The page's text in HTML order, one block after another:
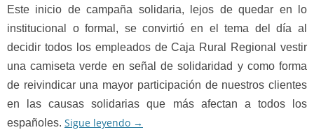
Este inicio de campaña solidaria, lejos de quedar en lo
institucional o formal, se convirtió en el tema del día al
decidir todos los empleados de Caja Rural Regional vestir
una camiseta verde en señal de solidaridad y como forma
de reivindicar una mayor participación de nuestros clientes
en las causas solidarias que más afectan a todos los
españoles. Sigue leyendo →